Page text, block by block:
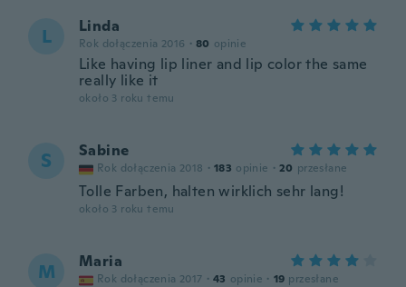
L Linda
Rok dołączenia 2016 · 80 opinie
Like having lip liner and lip color the same
really like it
około 3 roku temu
S Sabine
Rok dołączenia 2018 · 183 opinie · 20 przesłane
Tolle Farben, halten wirklich sehr lang!
około 3 roku temu
M Maria
Rok dołączenia 2017 · 43 opinie · 19 przesłane